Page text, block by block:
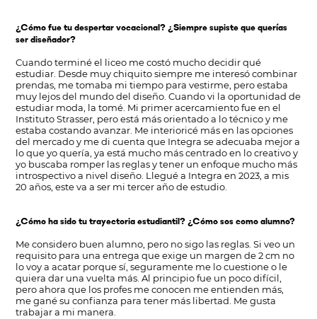
¿Cómo fue tu despertar vocacional? ¿Siempre supiste que querías
ser diseñador?
Cuando terminé el liceo me costó mucho decidir qué
estudiar. Desde muy chiquito siempre me interesó combinar
prendas, me tomaba mi tiempo para vestirme, pero estaba
muy lejos del mundo del diseño. Cuando vi la oportunidad de
estudiar moda, la tomé. Mi primer acercamiento fue en el
Instituto Strasser, pero está más orientado a lo técnico y me
estaba costando avanzar. Me interioricé más en las opciones
del mercado y me di cuenta que Integra se adecuaba mejor a
lo que yo quería, ya está mucho más centrado en lo creativo y
yo buscaba romper las reglas y tener un enfoque mucho más
introspectivo a nivel diseño. Llegué a Integra en 2023, a mis
20 años, este va a ser mi tercer año de estudio.
¿Cómo ha sido tu trayectoria estudiantil? ¿Cómo sos como alumno?
Me considero buen alumno, pero no sigo las reglas. Si veo un
requisito para una entrega que exige un margen de 2 cm no
lo voy a acatar porque sí, seguramente me lo cuestione o le
quiera dar una vuelta más. Al principio fue un poco difícil,
pero ahora que los profes me conocen me entienden más,
me gané su confianza para tener más libertad. Me gusta
trabajar a mi manera.